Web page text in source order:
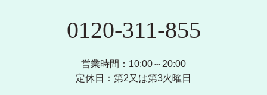
0120-311-855
営業時間：10:00～20:00
定休日：第2又は第3火曜日